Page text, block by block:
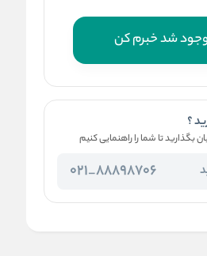
شد خبرم کن
؟
بگذارید تا شما را راهنمایی کنیم
88898706_021